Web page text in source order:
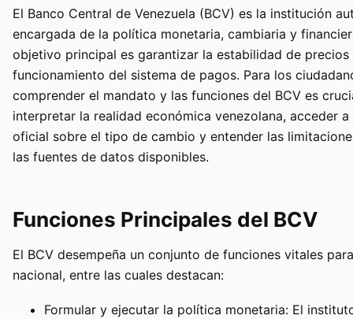
El Banco Central de Venezuela (BCV) es la institución
encargada de la política monetaria, cambiaria y
objetivo principal es garantizar la estabilidad de precios
funcionamiento del sistema de pagos. Para los
comprender el mandato y las funciones del BCV es
interpretar la realidad económica venezolana, acceder
oficial sobre el tipo de cambio y entender las
las fuentes de datos disponibles.
Funciones Principales del BCV
El BCV desempeña un conjunto de funciones vitales
nacional, entre las cuales destacan:
Formular y ejecutar la política monetaria: El